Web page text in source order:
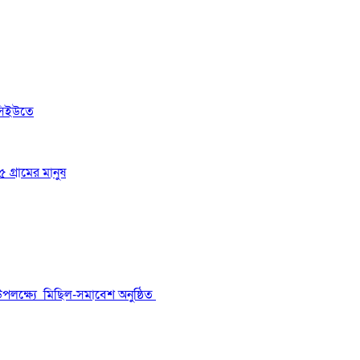
গ্রামের মানুষ
মিছিল-সমাবেশ অনুষ্ঠিত